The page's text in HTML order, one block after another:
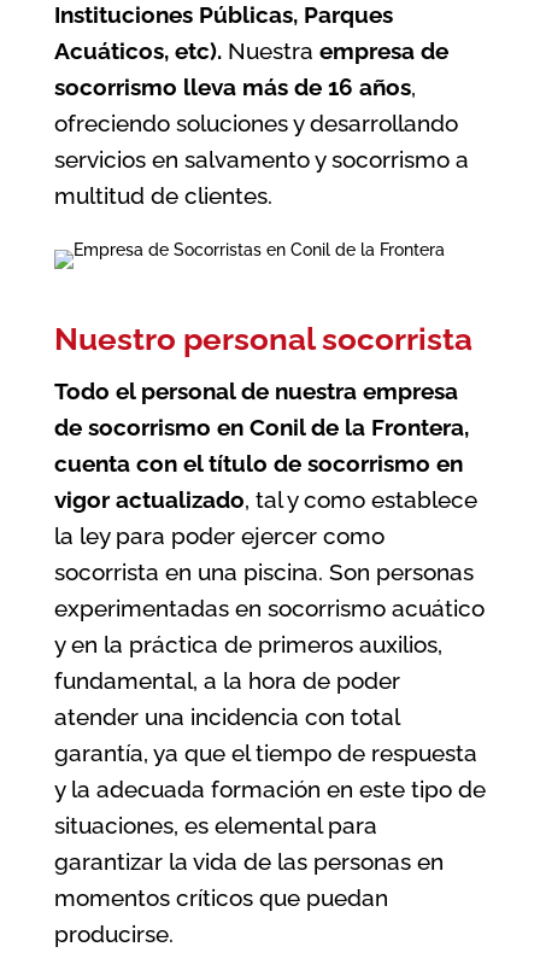
Instituciones Públicas, Parques
Acuáticos, etc).Nuestra empresa de
socorrismo lleva más de 16 años,
ofreciendo soluciones y desarrollando
servicios en salvamento y socorrismo a
multitud de clientes.
Nuestro personal socorrista
Todo el personal de nuestra empresa
de socorrismo en Conil de la Frontera,
cuenta con el título de socorrismo en
vigor actualizado, tal y como establece
la ley para poder ejercer como
socorrista en una piscina. Son personas
experimentadas en socorrismo acuático
y en la práctica de primeros auxilios,
fundamental, a la hora de poder
atender una incidencia con total
garantía, ya que el tiempo de respuesta
y la adecuada formación en este tipo de
situaciones, es elemental para
garantizar la vida de las personas en
momentos críticos que puedan
producirse.